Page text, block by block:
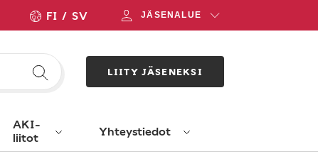
FI SV JÄSENALUE
LIITY JÄSENEKSI
AKI-
liitot
Yhteystiedot